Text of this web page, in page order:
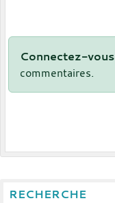
Connectez-vous
commentaires.
RECHERCHE